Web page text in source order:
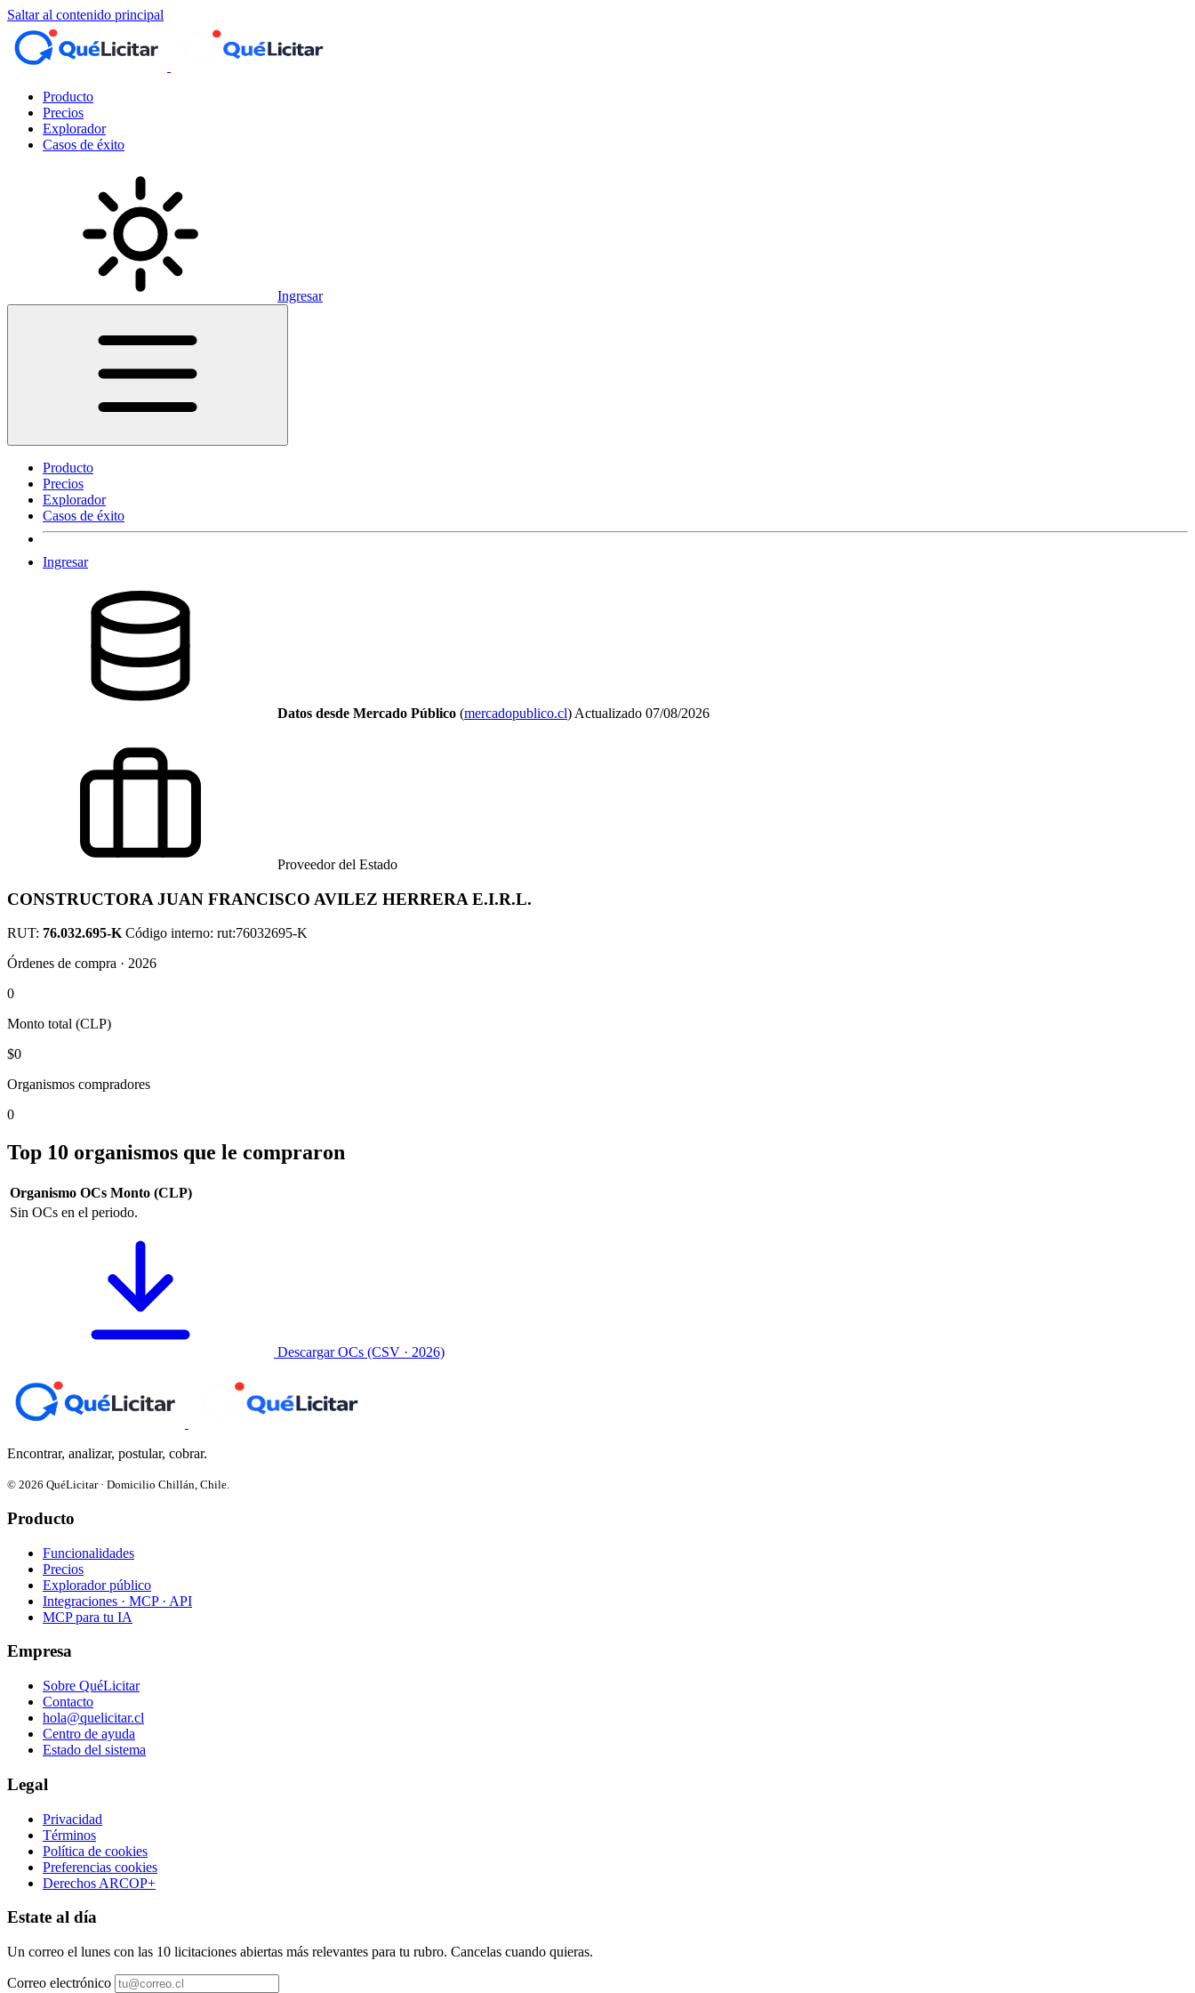
Saltar al contenido principal
Producto
Precios
Explorador
Casos de éxito
Ingresar
Producto
Precios
Explorador
Casos de éxito
Ingresar
Datos desde Mercado Público (mercadopublico.cl) Actualizado 07/08/2026
Proveedor del Estado
CONSTRUCTORA JUAN FRANCISCO AVILEZ HERRERA E.I.R.L.
RUT: 76.032.695-K Código interno: rut:76032695-K
Órdenes de compra · 2026
0
Monto total (CLP)
$0
Organismos compradores
0
Top 10 organismos que le compraron
Organismo OCs Monto (CLP)
Sin OCs en el periodo.
Descargar OCs (CSV · 2026)
Encontrar, analizar, postular, cobrar.
© 2026 QuéLicitar · Domicilio Chillán, Chile.
Producto
Funcionalidades
Precios
Explorador público
Integraciones · MCP · API
MCP para tu IA
Empresa
Sobre QuéLicitar
Contacto
hola@quelicitar.cl
Centro de ayuda
Estado del sistema
Legal
Privacidad
Términos
Política de cookies
Preferencias cookies
Derechos ARCOP+
Estate al día
Un correo el lunes con las 10 licitaciones abiertas más relevantes para tu rubro. Cancelas cuando quieras.
Correo electrónico